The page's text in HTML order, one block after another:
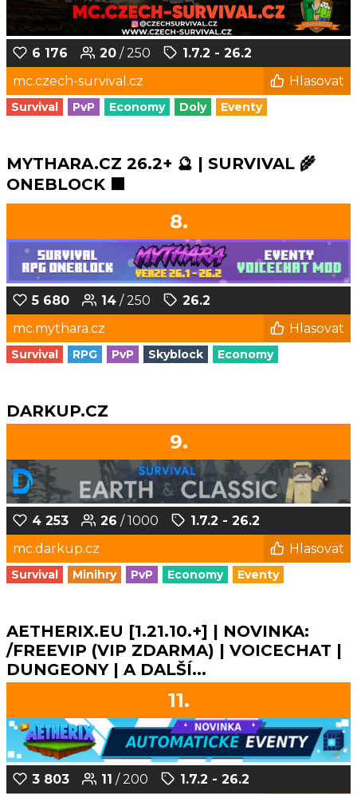
6 176 20 / 250
1.7.2 - 26.2
mc.czech-survival.cz
Hlasovat
Survival PvP Economy Doly Eventy
MYTHARA.CZ 26.2+ 🔮 | SURVIVAL 🌾
ONEBLOCK 🟩
8.
5 680 14 / 250
26.2
mc.mythara.cz
Hlasovat
Survival RPG PvP Skyblock Economy
DARKUP.CZ
9.
4 253 26 / 1000
1.7.2 - 26.2
mc.darkup.cz
Hlasovat
Survival Minihry PvP Economy Eventy
AETHERIX.EU [1.21.10.+] | NOVINKA:
/FREEVIP (VIP ZDARMA) | VOICECHAT |
DUNGEONY | A DALŠÍ...
11.
3 803 11 / 200
1.7.2 - 26.2